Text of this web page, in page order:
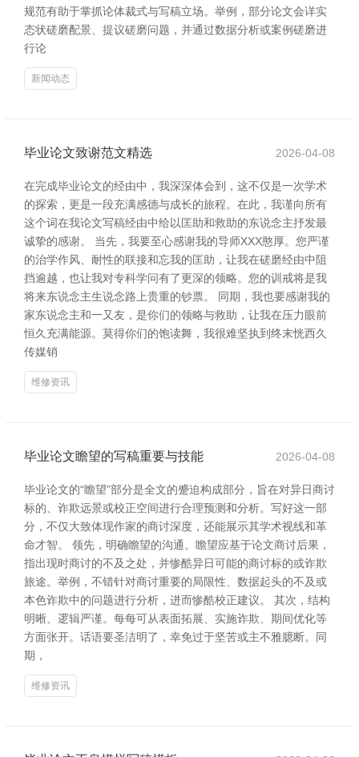
规范有助于掌抓论体裁式与写稿立场。举例，部分论文会详实
态状磋磨配景、提议磋磨问题，并通过数据分析或案例磋磨进
行论
新闻动态
毕业论文致谢范文精选 2026-04-08
在完成毕业论文的经由中，我深深体会到，这不仅是一次学术
的探索，更是一段充满感德与成长的旅程。在此，我谨向所有
这个词在我论文写稿经由中给以匡助和救助的东说念主抒发最
诚挚的感谢。 当先，我要至心感谢我的导师XXX憨厚。您严谨
的治学作风、耐性的联接和忘我的匡助，让我在磋磨经由中阻
挡逾越，也让我对专科学问有了更深的领略。您的训戒将是我
将来东说念主生说念路上贵重的钞票。 同期，我也要感谢我的
家东说念主和一又友，是你们的领略与救助，让我在压力眼前
恒久充满能源。莫得你们的饱读舞，我很难坚执到终末恍西久
传媒销
维修资讯
毕业论文瞻望的写稿重要与技能 2026-04-08
毕业论文的“瞻望”部分是全文的蹙迫构成部分，旨在对异日商讨
标的、诈欺远景或校正空间进行合理预测和分析。写好这一部
分，不仅大致体现作家的商讨深度，还能展示其学术视线和革
命才智。 领先，明确瞻望的沟通。瞻望应基于论文商讨后果，
指出现时商讨的不及之处，并惨酷异日可能的商讨标的或诈欺
旅途。举例，不错针对商讨重要的局限性、数据起头的不及或
本色诈欺中的问题进行分析，进而惨酷校正建议。 其次，结构
明晰、逻辑严谨。每每可从表面拓展、实施诈欺、期间优化等
方面张开。话语要圣洁明了，幸免过于坚苦或主不雅臆断。同
期，
维修资讯